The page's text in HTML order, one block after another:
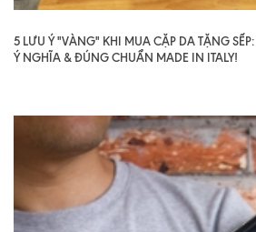
5 LƯU Ý "VÀNG" KHI MUA CẶP DA TẶNG
Ý NGHĨA & ĐÚNG CHUẨN MADE IN ITALY!